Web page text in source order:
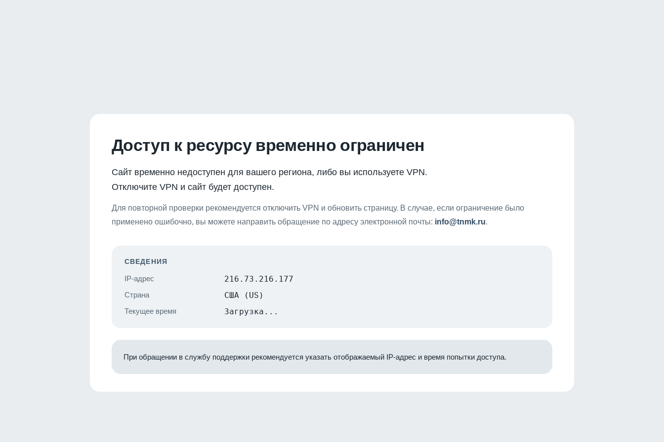
Доступ к ресурсу временно ограничен
Сайт временно недоступен для вашего региона, либо вы используете VPN.
Отключите VPN и сайт будет доступен.
Для повторной проверки рекомендуется отключить VPN и обновить страницу. В случае, если ограничение было
применено ошибочно, вы можете направить обращение по адресу электронной почты: info@tnmk.ru.
СВЕДЕНИЯ
IP-адрес 216.73.216.177
Страна США (US)
Текущее время Загрузка...
При обращении в службу поддержки рекомендуется указать отображаемый IP-адрес и время попытки доступа.